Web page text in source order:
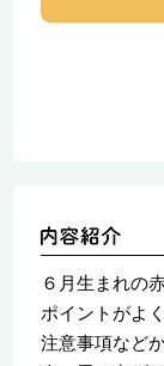
６月生まれの
ポイントがよ
注意事項など